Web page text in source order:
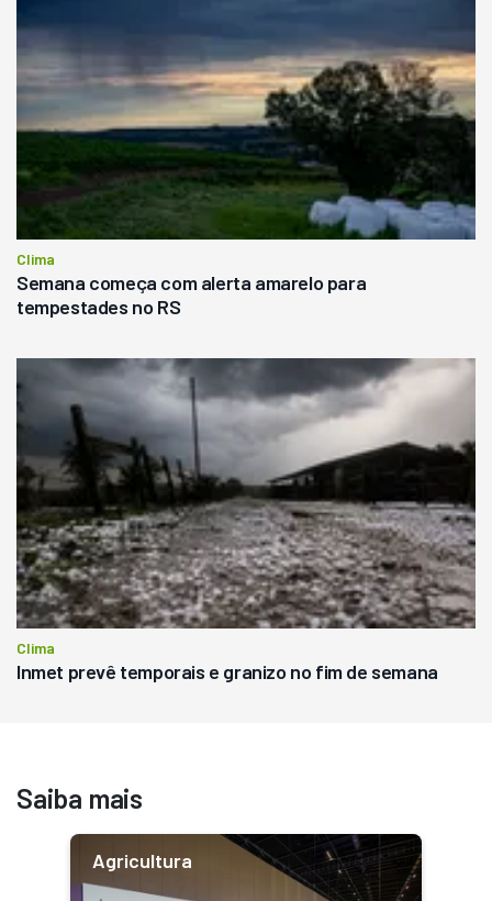
Clima
Semana começa com alerta amarelo para
tempestades no RS
Clima
Inmet prevê temporais e granizo no fim de semana
Saiba mais
Agricultura